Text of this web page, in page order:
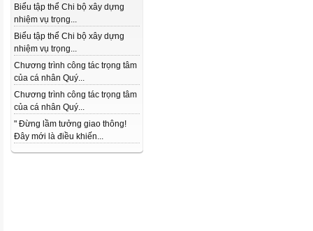
Biểu tập thể Chi bộ xây dựng
nhiệm vụ trọng...
Biểu tập thể Chi bộ xây dựng
nhiệm vụ trọng...
Chương trình công tác trọng tâm
của cá nhân Quý...
Chương trình công tác trọng tâm
của cá nhân Quý...
" Đừng lầm tưởng giao thông!
Đây mới là điều khiến...